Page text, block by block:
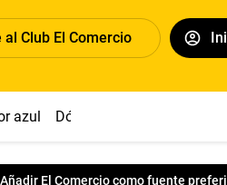
al Club El Comercio
azul Dólar
Añadir El Comercio como fuente